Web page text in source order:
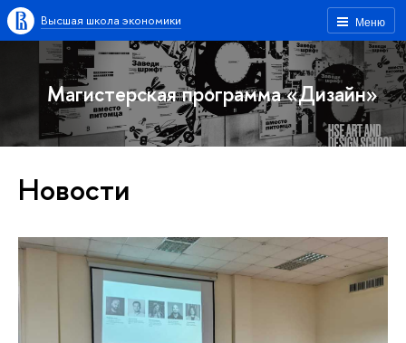
Меню
Высшая школа экономики
Магистерская программа «Дизайн»
Новости